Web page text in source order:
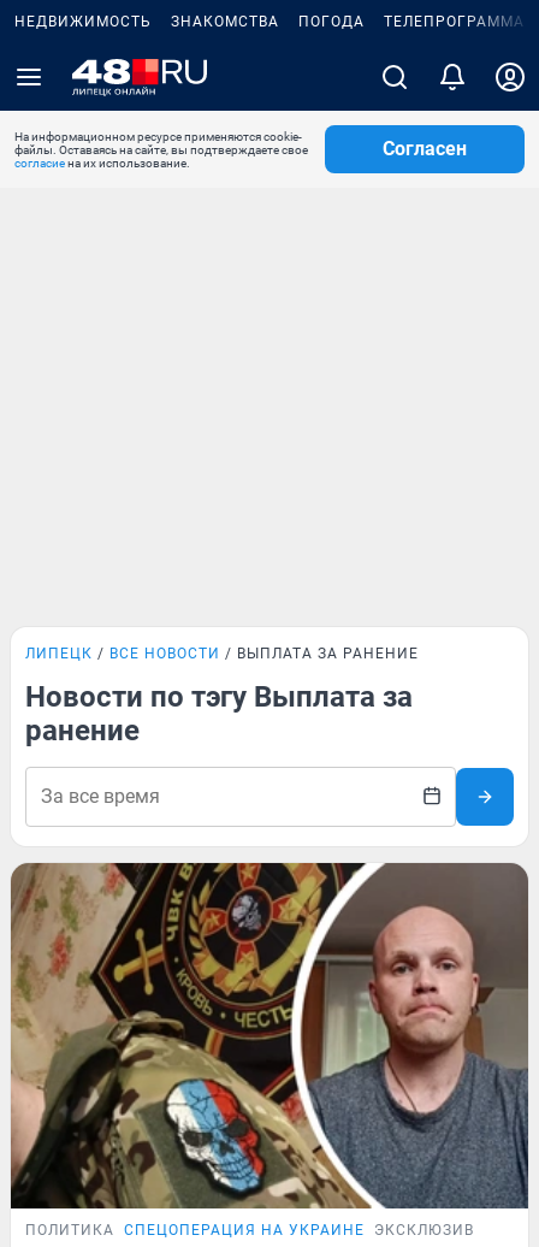
НЕДВИЖИМОСТЬ ЗНАКОМСТВА ПОГОДА ТЕЛЕПРОГРАММА
На информационном ресурсе применяются cookie-
файлы. Оставаясь на сайте, вы подтверждаете свое
согласиена их использование.
Согласен
ЛИПЕЦК ВСЕ НОВОСТИ ВЫПЛАТА ЗА РАНЕНИЕ
Новости по тэгу Выплата за
ранение
ПОЛИТИКА СПЕЦОПЕРАЦИЯ НА УКРАИНЕ ЭКСКЛЮЗИВ